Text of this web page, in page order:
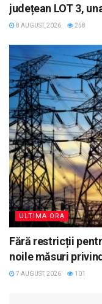
județean LOT 3,
8 AUGUST, 2026 258
ULTIMA ORA
Fără restricții
noile măsuri
7 AUGUST, 2026 101